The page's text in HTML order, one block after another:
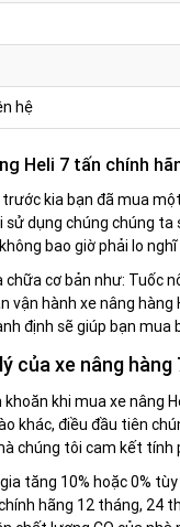
hệ
Heli 7 tấn chính
kia bạn đã mua
dụng chúng chúng ta
bao giờ phải lo
chữa cơ bản như: Tuốc
vận hành xe nâng
định sẽ giúp bạn
của xe nâng hàng
khoăn khi mua xe nâng
khác, điều đầu tiên
chúng tôi cam kết tính
tăng 10% hoặc 0%
hãng 12 tháng, 24